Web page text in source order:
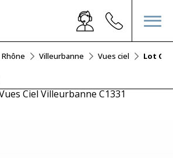
Rhône Villeurbanne Vues ciel Lot